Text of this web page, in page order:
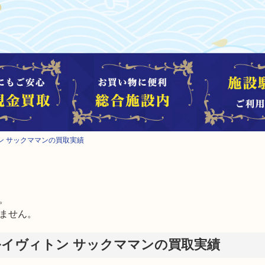
サックママンの買取実績
ん。
ヴィトン サックママンの買取実績